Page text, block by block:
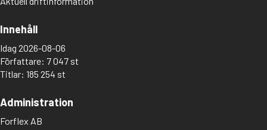
Innehåll
Idag 2026-08-06
Författare: 7 047 st
Titlar: 185 254 st
Administration
Forflex AB